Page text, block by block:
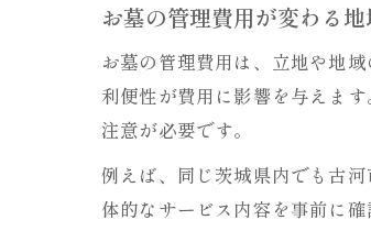
お墓の管理費用が変わる
お墓の管理費用は、立地や地
利便性が費用に影響を与えま
注意が必要です。
例えば、同じ茨城県内でも古
体的なサービス内容を事前に